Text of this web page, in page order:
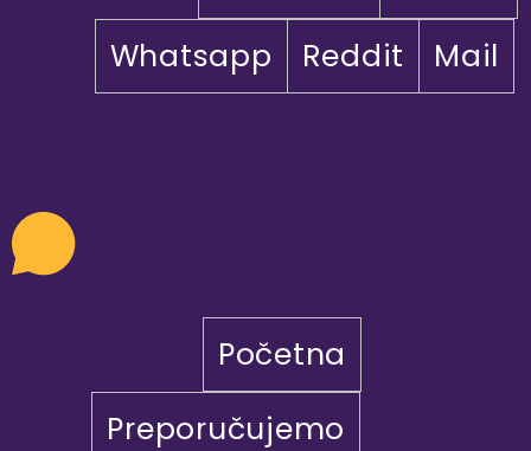
Whatsapp
Reddit Mail
Početna
Preporučujemo